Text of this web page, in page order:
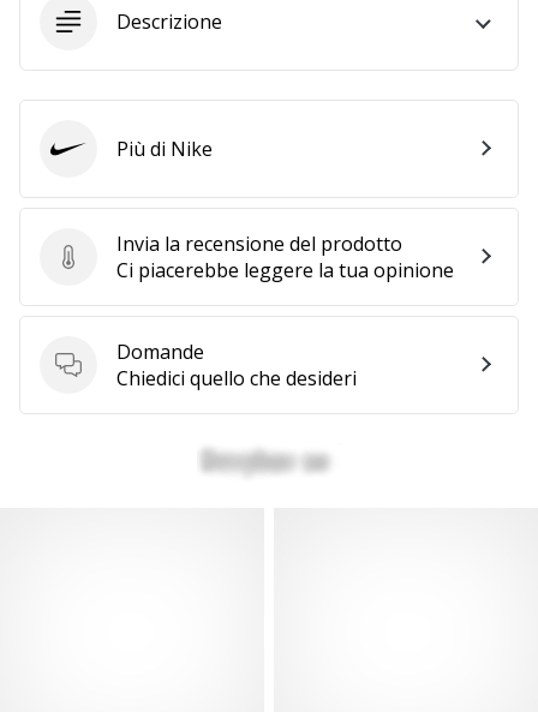
Descrizione
Invia la recensione del prodotto
Invia la recensione del prodotto
Ci piacerebbe leggere la tua opinione
Domande
Domande
Chiedici quello che desideri
Nike Più di Nike